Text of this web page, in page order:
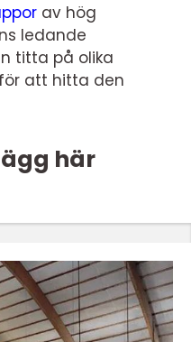
av hög
ledande
titta på olika
att hitta den
här